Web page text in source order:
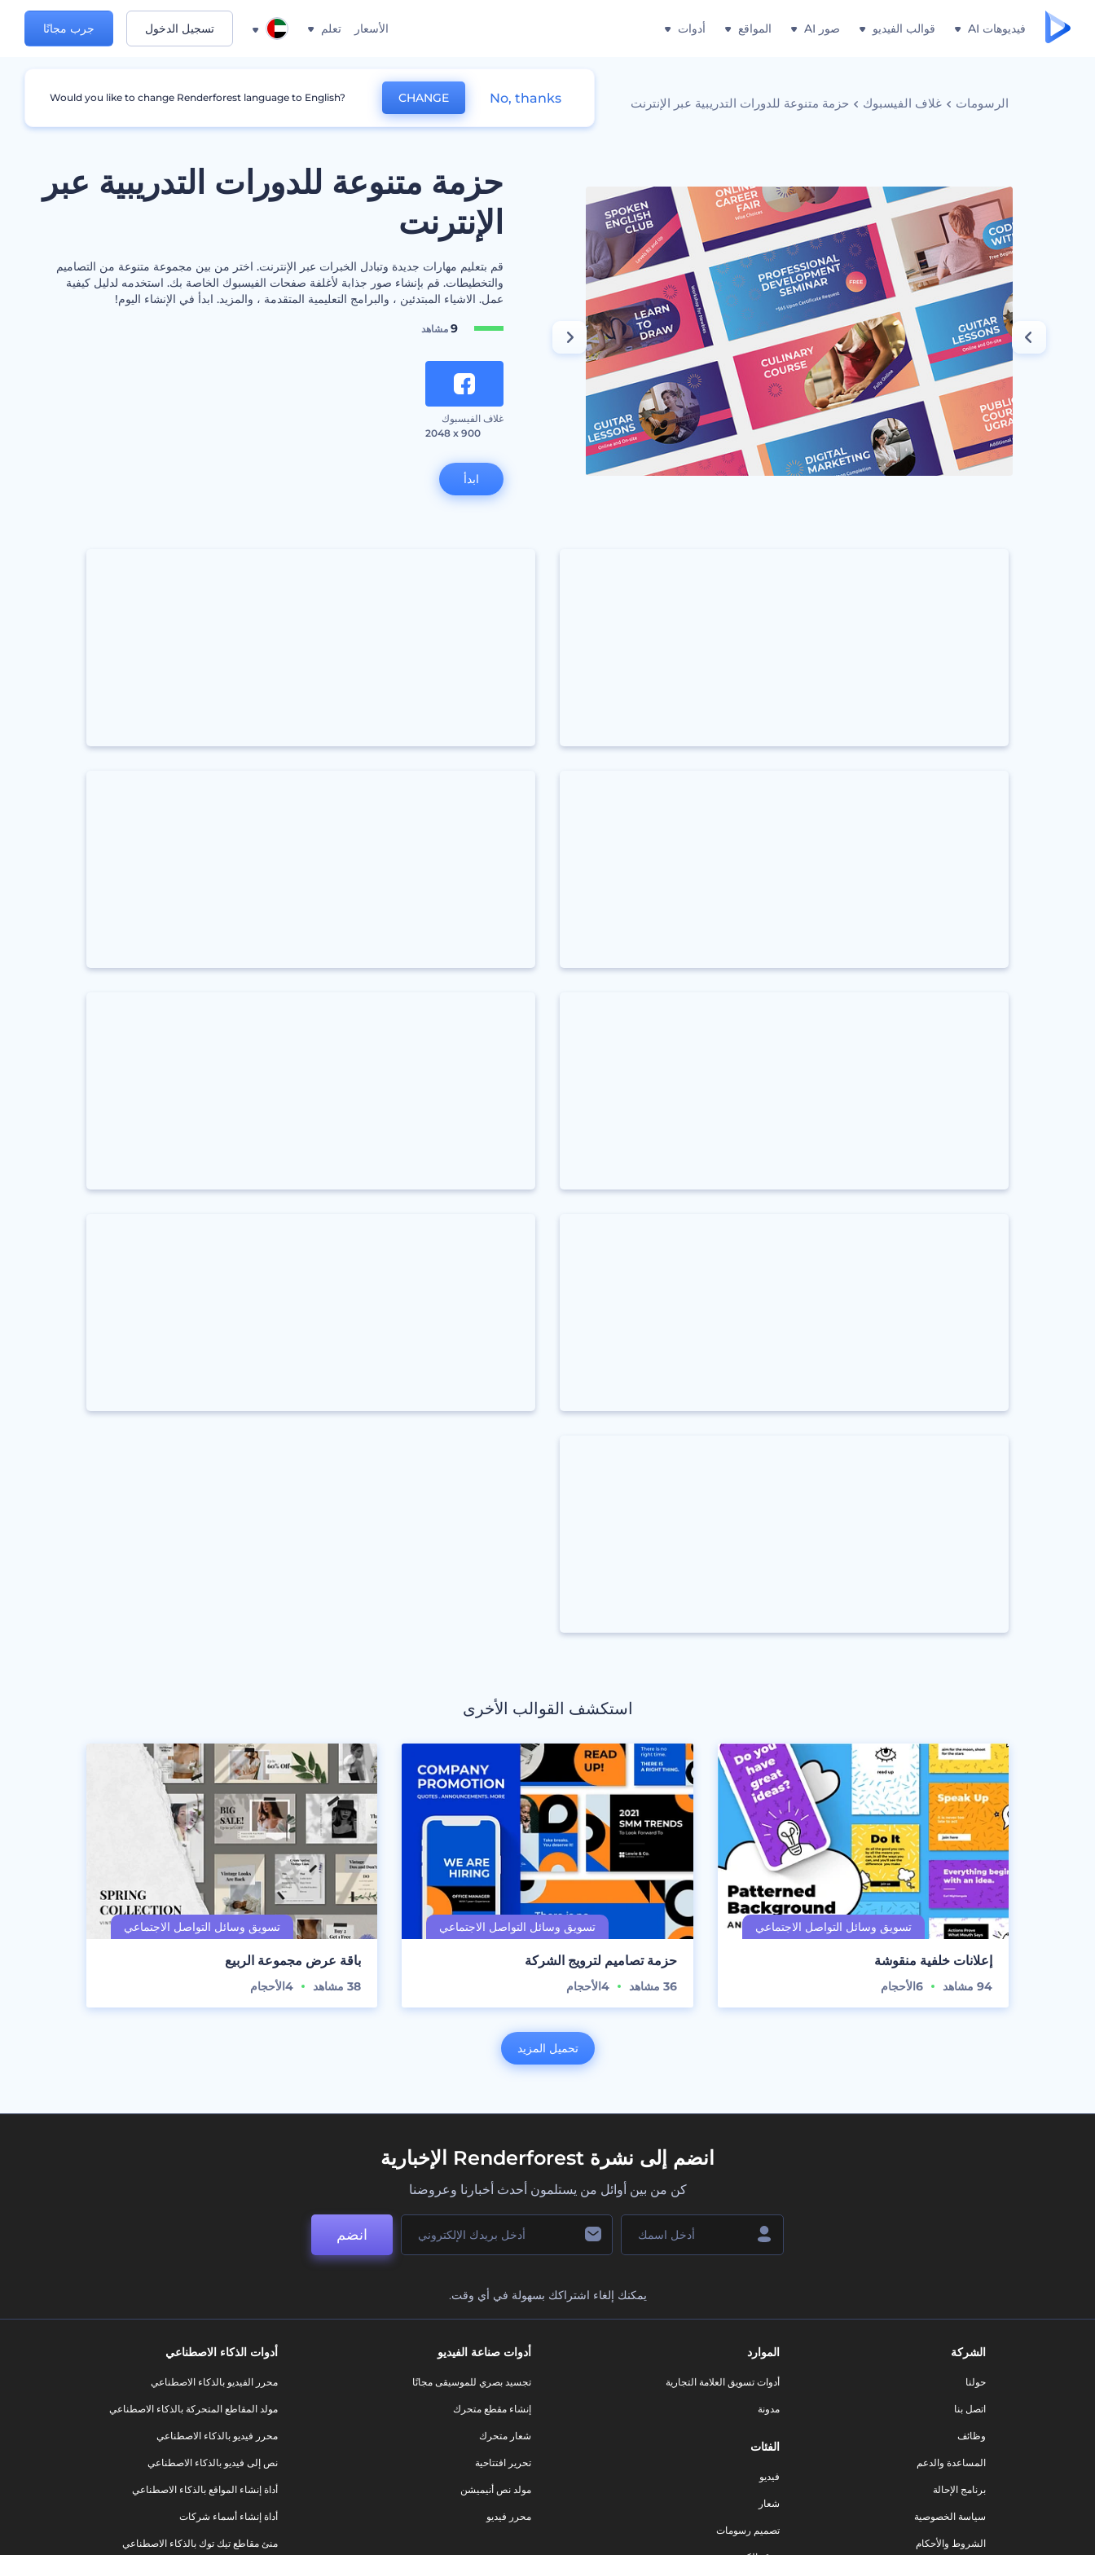
فيديوهات AI قوالب الفيديو صور AI المواقع أدوات الأسعار تعلم تسجيل الدخول جرب مجانًا
الرسومات غلاف الفيسبوك حزمة متنوعة للدورات التدريبية عبر الإنترنت
حزمة متنوعة للدورات التدريبية عبر
الإنترنت
قم بتعليم مهارات جديدة وتبادل الخبرات عبر الإنترنت. اختر من بين مجموعة متنوعة من التصاميم
والتخطيطات. قم بإنشاء صور جذابة لأغلفة صفحات الفيسبوك الخاصة بك. استخدمه لدليل كيفية
عمل. الاشياء المبتدئين ، والبرامج التعليمية المتقدمة ، والمزيد. ابدأ في الإنشاء اليوم!
9مشاهد
غلاف الفيسبوك
2048 x 900
ابدأ
استكشف القوالب الأخرى
إعلانات خلفية منقوشة
94 مشاهد 6الأحجام
حزمة تصاميم لترويج الشركة
36 مشاهد 4الأحجام
باقة عرض مجموعة الربيع
38مشاهد 4الأحجام
تحميل المزيد
انضم إلى نشرة Renderforest الإخبارية
كن من بين أوائل من يستلمون أحدث أخبارنا وعروضنا
انضم
يمكنك إلغاء اشتراكك بسهولة في أي وقت.
الشركة
حولنا
اتصل بنا
وظائف
المساعدة والدعم
برنامج الإحالة
سياسة الخصوصية
الشروط والأحكام
الموارد
أدوات تسويق العلامة التجارية
مدونة
الفئات
فيديو
شعار
تصميم رسومات
أدوات صناعة الفيديو
تجسيد بصري للموسيقى مجانًا
إنشاء مقطع متحرك
شعار متحرك
تحرير افتتاحية
مولد نص أنيميشن
محرر فيديو
أدوات الذكاء الاصطناعي
محرر الفيديو بالذكاء الاصطناعي
مولد المقاطع المتحركة بالذكاء الاصطناعي
محرر فيديو بالذكاء الاصطناعي
نص إلى فيديو بالذكاء الاصطناعي
أداة إنشاء المواقع بالذكاء الاصطناعي
أداة إنشاء أسماء شركات
منئ مقاطع تيك توك بالذكاء الاصطناعي
Would you like to change Renderforest language to English? CHANGE No, thanks